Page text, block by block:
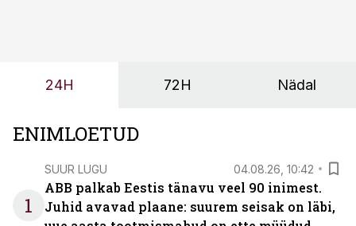
24H 72H Nädal
ENIMLOETUD
1
SUUR LUGU 04.08.26, 10:42
ABB palkab Eestis tänavu veel 90 inimest.
Juhid avavad plaane: suurem seisak on läbi,